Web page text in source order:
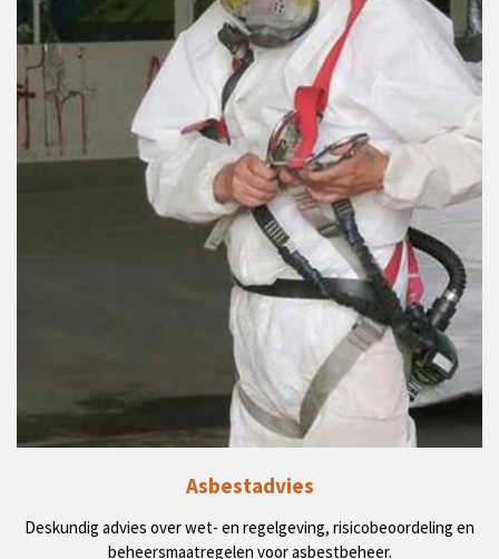
Asbestadvies
Deskundig advies over wet- en regelgeving, risicobeoordeling en
beheersmaatregelen voor asbestbeheer.